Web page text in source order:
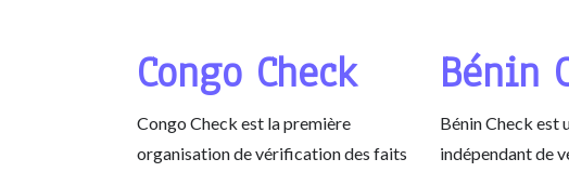
Congo Check
Congo Check est la première
organisation de vérification des faits
Bénin
Bénin Check est
indépendant de